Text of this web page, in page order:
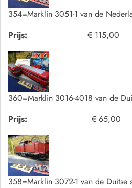
354=Marklin 3051-1 van de
Prijs:
€ 115,00
360=Marklin 3016-4018 van de
Prijs:
€ 65,00
358=Marklin 3072-1 van de Duitse